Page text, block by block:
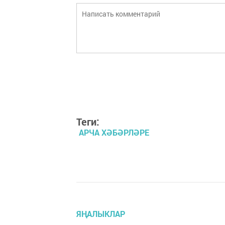
Теги:
АРЧА ХӘБӘРЛӘРЕ
ЯҢАЛЫКЛАР